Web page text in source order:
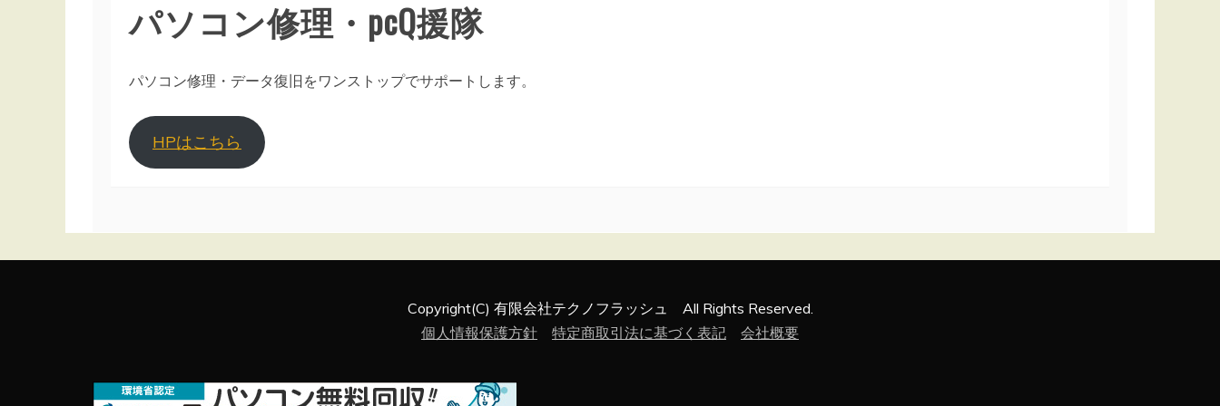
パソコン修理・pcQ援隊
パソコン修理・データ復旧をワンストップでサポートします。
HPはこちら
Copyright(C) 有限会社テクノフラッシュ All Rights Reserved.
個人情報保護方針
特定商取引法に基づく表記 会社概要